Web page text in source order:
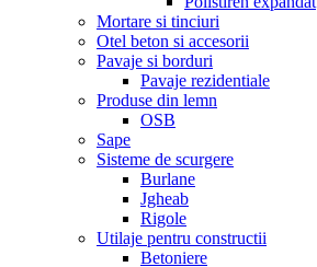
Mortare si tinciuri
Otel beton si accesorii
Pavaje si borduri
Pavaje rezidentiale
Produse din lemn
OSB
Sape
Sisteme de scurgere
Burlane
Jgheab
Rigole
Utilaje pentru constructii
Betoniere